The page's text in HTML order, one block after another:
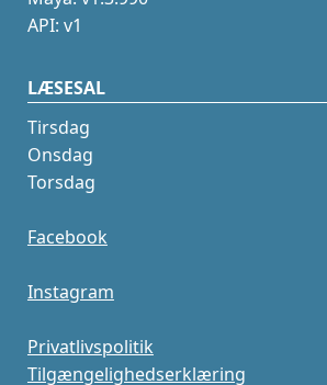
API: v1
LÆSESAL
Tirsdag
Onsdag
Torsdag
Facebook
Instagram
Privatlivspolitik
Tilgængelighedserklæring